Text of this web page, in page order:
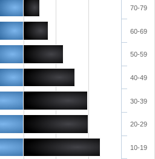
10-19
20-29
30-39
40-49
50-59
60-69
70-79